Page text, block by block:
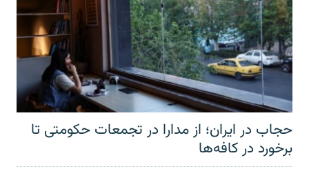
حجاب در ایران؛ از مدارا در تجمعات حکومتی تا
برخورد در کافه‌ها